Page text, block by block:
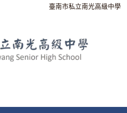
臺南市私立南光高級中學